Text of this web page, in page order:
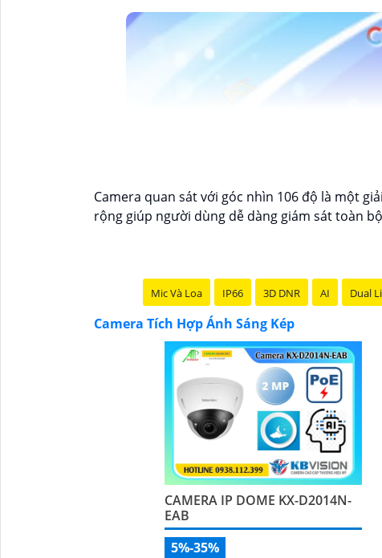
Camera quan sát với góc nhìn 106 độ là một
rộng giúp người dùng dễ dàng giám sát toàn
Mic Và Loa IP66 3D DNR AI Dual
Camera Tích Hợp Ánh Sáng Kép
CAMERA IP DOME KX-D2014N-
EAB
5%-35%